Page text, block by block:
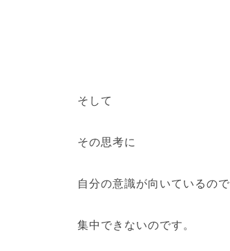
そして
その思考に
自分の意識が向いているので
集中できないのです。